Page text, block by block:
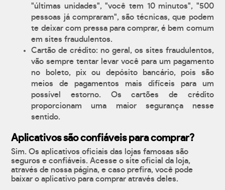
"últimas unidades", "você tem 10 minutos", "500
pessoas já compraram", são técnicas, que podem
te deixar com pressa para comprar, é bem comum
em sites fraudulentos.
Cartão de crédito: no geral, os sites fraudulentos,
vão sempre tentar levar você para um pagamento
no boleto, pix ou depósito bancário, pois são
meios de pagamentos mais difíceis para um
possível estorno. Os cartões de crédito
proporcionam uma maior segurança nesse
sentido.
Aplicativos são confiáveis para comprar?
Sim. Os aplicativos oficiais das lojas famosas são
seguros e confiáveis. Acesse o site oficial da loja,
através de nossa página, e caso prefira, você pode
baixar o aplicativo para comprar através deles.